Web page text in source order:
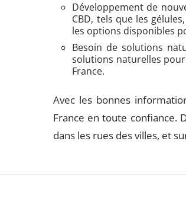
Développement de
CBD, tels que les
les options disponibles
Besoin de solutions
solutions naturelles
France.
Avec les bonnes
France en toute confiance.
dans les rues des villes, et